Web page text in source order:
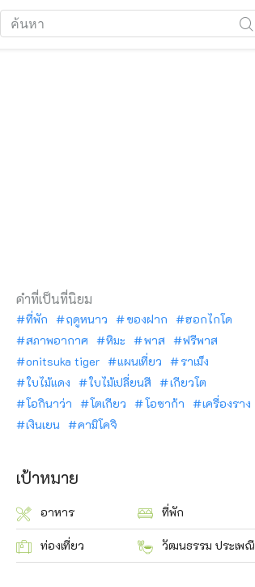
คำที่เป็นที่นิยม
ที่พัก ฤดูหนาว ของฝาก
ฮอกไกโด
สภาพอากาศ
หิมะ พาส
ฟรีพาส
onitsuka tiger
แผนเที่ยว
ราเม็ง
ใบไม้แดง
ใบไม้เปลี่ยนสี
เกียวโต
โอกินาว่า
โตเกียว โอซาก้า
เครื่องราง
เงินเยน
คามิโคจิ
เป้าหมาย
อาหาร ที่พัก
ท่องเที่ยว วัฒนธรรม ประเพณี